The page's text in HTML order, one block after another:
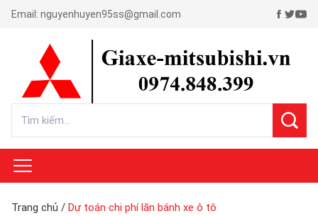
Email: nguyenhuyen95ss@gmail.com
Trang chủ / Dự toán chi phí lăn bánh xe ô tô